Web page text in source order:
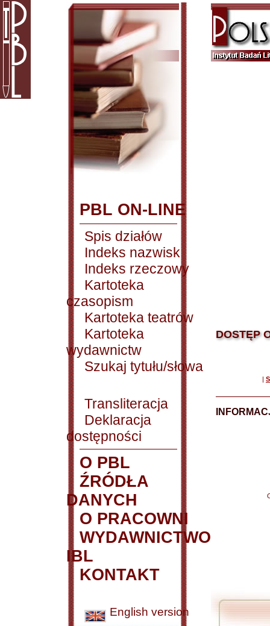
PBL ON-LINE
Spis działów
Indeks nazwisk
Indeks rzeczowy
Kartoteka
czasopism
Kartoteka teatrów
Kartoteka
wydawnictw
Szukaj tytułu/słowa
Transliteracja
Deklaracja
dostępności
O PBL
ŹRÓDŁA
DANYCH
O PRACOWNI
WYDAWNICTWO
IBL
KONTAKT
English version
DOSTĘP
|